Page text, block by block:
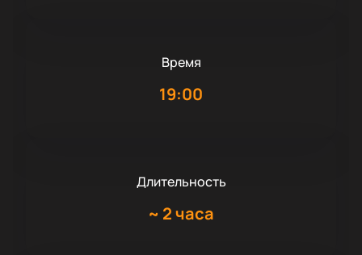
Время
19:00
Длительность
~ 2 часа